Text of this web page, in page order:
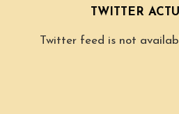
TWITTER
Twitter feed is not